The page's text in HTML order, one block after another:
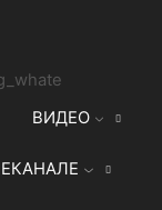
ВИДЕО